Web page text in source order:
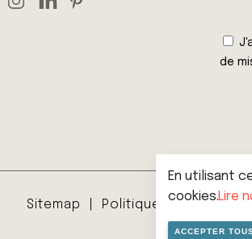
de
Sitemap Politique de vie privée
En utilisant
cookies.Lire
ACCEPTER